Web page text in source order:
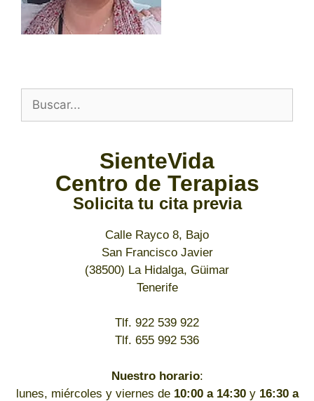
SienteVida
Centro de Terapias
Solicita tu cita previa
Calle Rayco 8, Bajo
San Francisco Javier
(38500) La Hidalga, Güimar
Tenerife
Tlf. 922 539 922
Tlf. 655 992 536
Nuestro horario:
lunes, miércoles y viernes de 10:00 a 14:30y 16:30 a